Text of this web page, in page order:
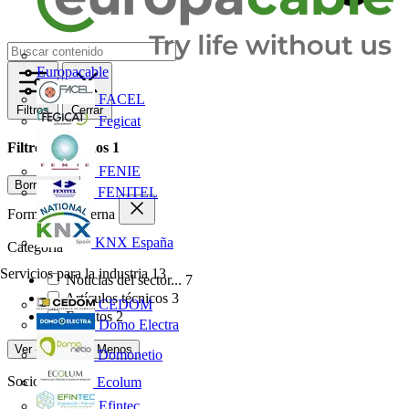
Europacable
FACEL
Fegicat
FENIE
FENITEL
KNX España
Servicios para la industria 13
CEDOM
Domo Electra
Domonetio
Ecolum
Efintec
Filtros Cerrar
Filtros aplicados 1
Borrar todo
Formación externa
Categoría
Noticias del sector... 7
Artículos técnicos 3
Eventos2
Ver -3 Más Ver Menos
Socio